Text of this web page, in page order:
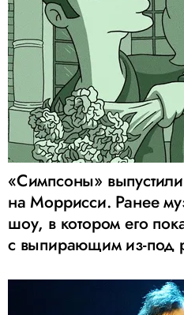
«Симпсоны»
на Моррисси. Ранее
шоу, в котором его
с выпирающим из-под